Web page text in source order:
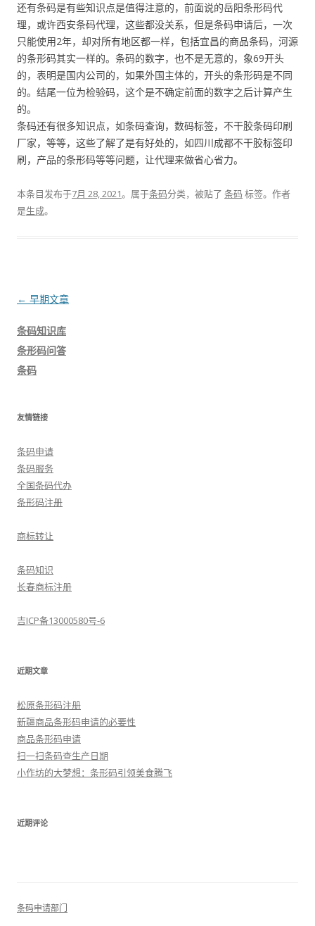
还有条码是有些知识点是值得注意的，前面说的岳阳条形码代
理，或许西安条码代理，这些都没关系，但是条码申请后，一次
只能使用2年，却对所有地区都一样，包括宜昌的商品条码，河源
的条形码其实一样的。条码的数字，也不是无意的，象69开头
的，表明是国内公司的，如果外国主体的，开头的条形码是不同
的。结尾一位为检验码，这个是不确定前面的数字之后计算产生
的。
条码还有很多知识点，如条码查询，数码标签，不干胶条码印刷
厂家，等等，这些了解了是有好处的，如四川成都不干胶标签印
刷，产品的条形码等等问题，让代理来做省心省力。
本条目发布于7月 28, 2021。属于条码分类，被贴了 条码 标签。 作者
是生成。
文
导
航
← 早期文章
条码知识库
条形码问答
条码
友情链接
条码申请
条码服务
全国条码代办
条形码注册
商标转让
条码知识
长春商标注册
吉ICP备13000580号-6
近期文章
松原条形码注册
新疆商品条形码申请的必要性
商品条形码申请
扫一扫条码查生产日期
小作坊的大梦想：条形码引领美食腾飞
近期评论
条码申请部门